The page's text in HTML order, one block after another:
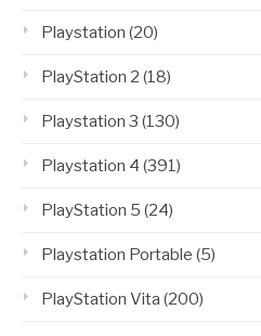
Playstation (20)
PlayStation 2 (18)
Playstation 3 (130)
Playstation 4 (391)
PlayStation 5 (24)
Playstation Portable (5)
PlayStation Vita (200)